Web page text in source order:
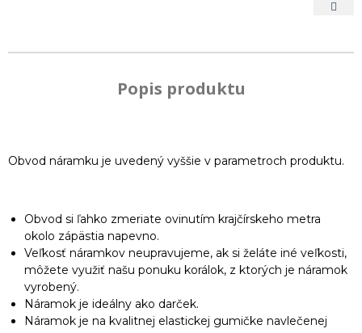
Popis produktu
Obvod náramku je uvedený vyššie v parametroch produktu.
Obvod si ľahko zmeriate ovinutím krajčírskeho metra
okolo zápästia napevno.
Veľkosť náramkov neupravujeme, ak si želáte iné veľkosti,
môžete využiť našu ponuku korálok, z ktorých je náramok
vyrobený.
Náramok je ideálny ako darček.
Náramok je na kvalitnej elastickej gumičke navlečenej